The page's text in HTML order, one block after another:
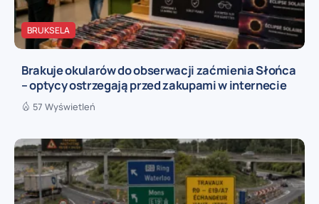
BRUKSELA
Brakuje okularów do obserwacji zaćmienia Słońca
– optycy ostrzegają przed zakupami w internecie
57 Wyświetleń